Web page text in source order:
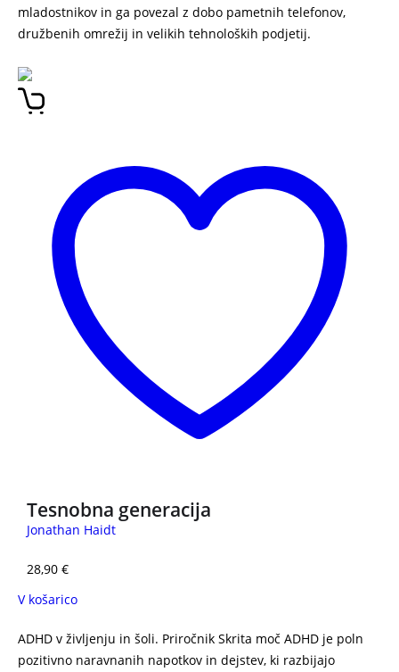
mladostnikov in ga povezal z dobo pametnih telefonov,
družbenih omrežij in velikih tehnoloških podjetij.
Tesnobna generacija
Jonathan Haidt
28,90 €
V košarico
ADHD v življenju in šoli. Priročnik Skrita moč ADHD je poln
pozitivno naravnanih napotkov in dejstev, ki razbijajo